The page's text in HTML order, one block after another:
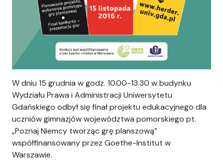
W dniu 15 grudnia w godz. 10.00-13.30 w budynku
Wydziału Prawa i Administracji Uniwersytetu
Gdańskiego odbył się finał projektu edukacyjnego dla
uczniów gimnazjów województwa pomorskiego pt.
„Poznaj Niemcy tworząc grę planszową”
współfinansowany przez Goethe-Institut w
Warszawie.